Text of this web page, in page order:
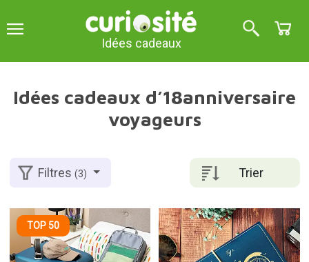
Idées cadeaux
Idées cadeaux d’18anniversaire
voyageurs
Trier
Filtres(3)
TOP 50